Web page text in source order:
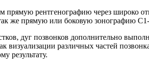
рентгенографию через широко
же прямую или боковую зонографию
дуг позвонков дополнительно
различных частей
результату.